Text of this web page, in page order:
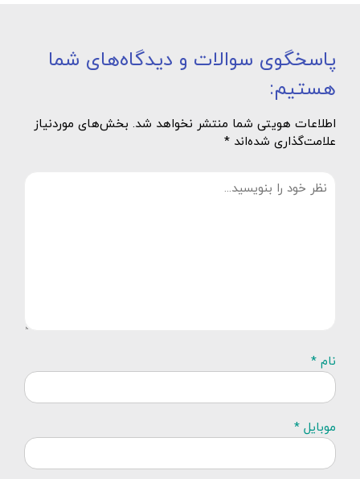
پاسخگوی سوالات و دیدگاه‌های شما
هستیم:
اطلاعات هویتی شما منتشر نخواهد شد. بخش‌های موردنیاز
علامت‌گذاری شده‌اند *
نام *
موبایل *